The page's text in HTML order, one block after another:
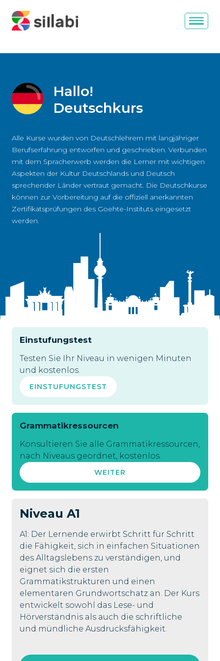
Hallo!
Deutschkurs
Alle Kurse wurden von Deutschlehrern mit langjähriger
Berufserfahrung entworfen und geschrieben. Verbunden
mit dem Spracherwerb werden die Lerner mit wichtigen
Aspekten der Kultur Deutschlands und Deutsch
sprechender Länder vertraut gemacht. Die Deutschkurse
können zur Vorbereitung auf die offiziell anerkannten
Zertifikatsprüfungen des Goehte-Instituts eingesetzt
werden.
Einstufungstest
Testen Sie Ihr Niveau in wenigen Minuten
und kostenlos.
EINSTUFUNGSTEST
Grammatikressourcen
Konsultieren Sie alle Grammatikressourcen,
nach Niveaus geordnet, kostenlos.
WEITER
Niveau A1
A1: Der Lernende erwirbt Schritt für Schritt
die Fähigkeit, sich in einfachen Situationen
des Alltagslebens zu verständigen, und
eignet sich die ersten
Grammatikstrukturen und einen
elementaren Grundwortschatz an. Der Kurs
entwickelt sowohl das Lese- und
Hörverständnis als auch die schriftliche
und mündliche Ausdrucksfähigkeit.